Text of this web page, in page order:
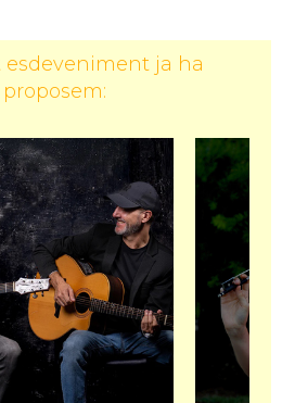
esdeveniment ja ha